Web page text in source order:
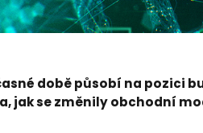
době působí na pozici
jak se změnily obchodní